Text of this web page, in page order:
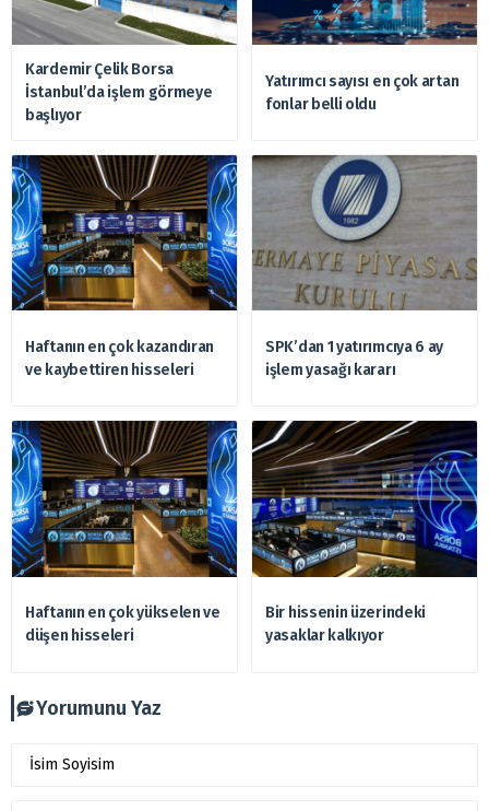
Kardemir Çelik Borsa
İstanbul’da işlem görmeye
başlıyor
Yatırımcı sayısı en çok artan
fonlar belli oldu
Haftanın en çok kazandıran
ve kaybettiren hisseleri
SPK’dan 1 yatırımcıya 6 ay
işlem yasağı kararı
Haftanın en çok yükselen ve
düşen hisseleri
Bir hissenin üzerindeki
yasaklar kalkıyor
Yorumunu Yaz